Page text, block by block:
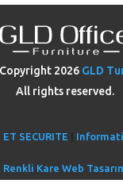
2026 GLD
All rights reserved.
SECURITE
Renkli Kare Web